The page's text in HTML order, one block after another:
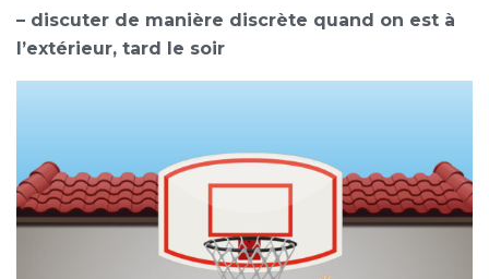
– discuter de manière discrète quand on est à
l’extérieur, tard le soir